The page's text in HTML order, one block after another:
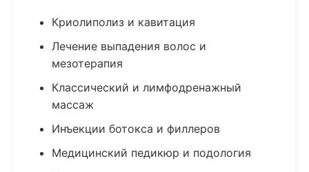
Криолиполиз и кавитация
Лечение выпадения волос и
мезотерапия
Классический и лимфодренажный
массаж
Инъекции ботокса и филлеров
Медицинский педикюр и подология